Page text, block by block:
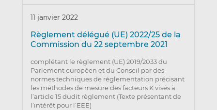
11 janvier 2022
Règlement délégué (UE) 2022/25 de la
Commission du 22 septembre 2021
complétant le règlement (UE) 2019/2033 du
Parlement européen et du Conseil par des
normes techniques de réglementation précisant
les méthodes de mesure des facteurs K visés à
l’article 15 dudit règlement (Texte présentant de
l’intérêt pour l’EEE)